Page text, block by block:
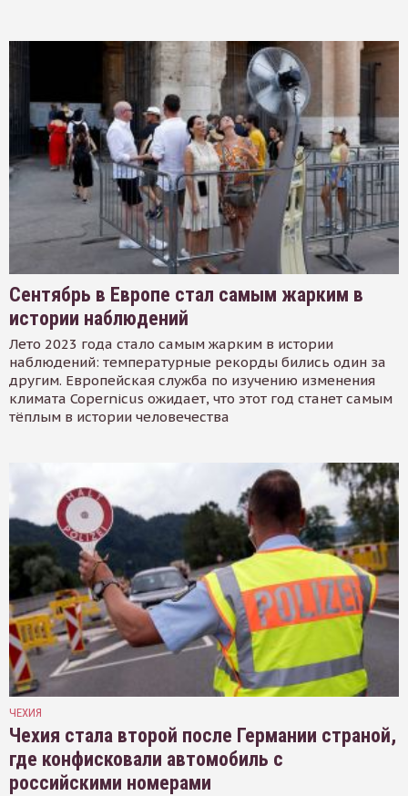
Сентябрь в Европе стал самым жарким в
истории наблюдений
Лето 2023 года стало самым жарким в истории
наблюдений: температурные рекорды бились один за
другим. Европейская служба по изучению изменения
климата Copernicus ожидает, что этот год станет самым
тёплым в истории человечества
ЧЕХИЯ
Чехия стала второй после Германии страной,
где конфисковали автомобиль с
российскими номерами